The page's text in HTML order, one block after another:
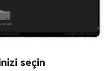
seçin